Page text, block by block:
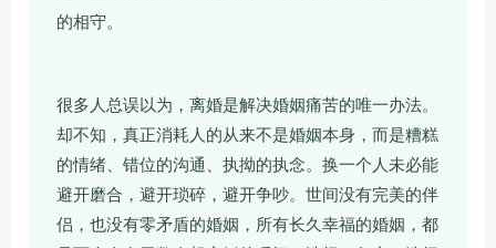
的相守。
很多人总误以为，离婚是解决婚姻痛苦的唯一办法。
却不知，真正消耗人的从来不是婚姻本身，而是糟糕
的情绪、错位的沟通、执拗的执念。换一个人未必能
避开磨合，避开琐碎，避开争吵。世间没有完美的伴
侣，也没有零矛盾的婚姻，所有长久幸福的婚姻，都